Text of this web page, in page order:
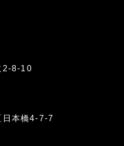
2-8-10
日本橋4-7-7